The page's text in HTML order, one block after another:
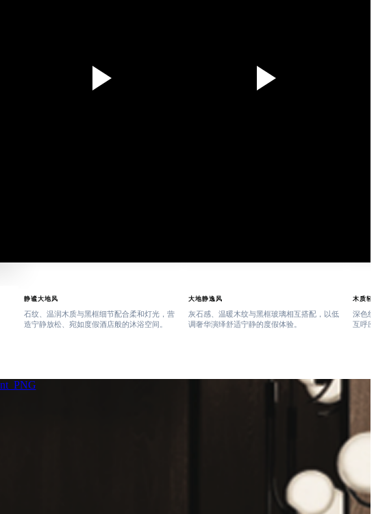
静谧大地风
石纹、温润木质与黑框细节配合柔和灯光，营
造宁静放松、宛如度假酒店般的沐浴空间。
大地静逸风
灰石感、温暖木纹与黑框玻璃相互搭配，以低
调奢华演绎舒适宁静的度假体验。
木质轻
深色
互呼